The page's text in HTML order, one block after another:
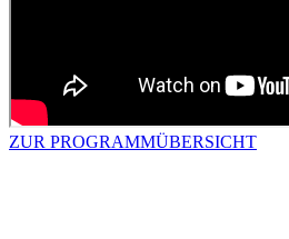
ZUR PROGRAMMÜBERSICHT